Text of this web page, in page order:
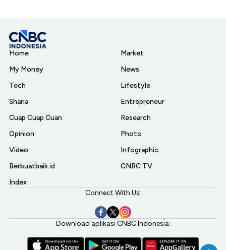
Home
My Money
Tech
Sharia
Cuap Cuap Cuan
Opinion
Video
Berbuatbaik.id
Index
Market
News
Lifestyle
Entrepreneur
Research
Photo
Infographic
CNBC TV
Connect With Us:
Download aplikasi CNBC Indonesia: